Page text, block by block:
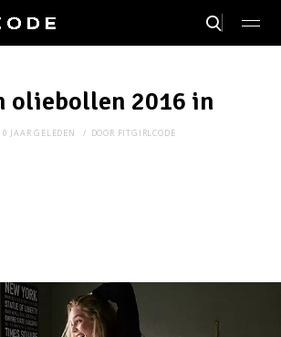
oliebollen 2016 in
JAAR GELEDEN DOOR FITGIRLCODE